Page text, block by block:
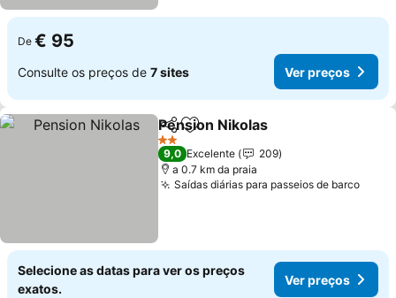
De € 95
Consulte os preços de 7 sites Ver preços
PartilharAdicionar aos favoritos
Pension Nikolas
2 Estrelas
9,0 Excelente
209
a 0.7 km da praia
Saídas diárias para passeios de barco
Selecione as datas para ver os preços
exatos.
Ver preços